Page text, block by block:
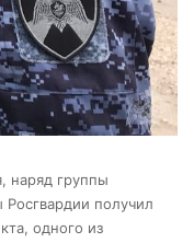
наряд группы
получил
одного из